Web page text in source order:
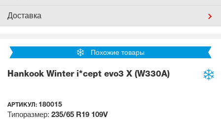
Доставка
Похожие товары
Hankook Winter i*cept evo3 X (W330A)
АРТИКУЛ: 180015
Типоразмер: 235/65 R19 109V